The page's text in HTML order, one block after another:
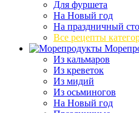
Для фуршета
На Новый год
На праздничный
Все рецепты
Из кальмаров
Из креветок
Из мидий
Из осьминогов
На Новый год